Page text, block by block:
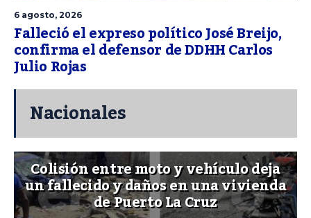
6 agosto, 2026
Falleció el expreso político José Breijo,
confirma el defensor de DDHH Carlos
Julio Rojas
Nacionales
Colisión entre moto y vehículo deja
un fallecido y daños en una vivienda
de Puerto La Cruz